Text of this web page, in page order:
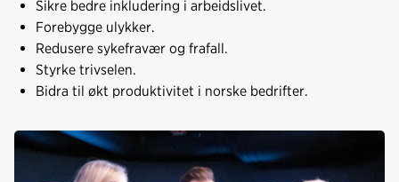
Sikre bedre inkludering i arbeidslivet.
Forebygge ulykker.
Redusere sykefravær og frafall.
Styrke trivselen.
Bidra til økt produktivitet i norske bedrifter.